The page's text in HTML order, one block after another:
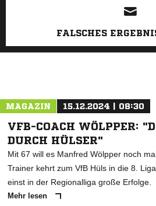
FALSCHES
MAGAZIN 15.12.2024 | 08:30
VFB-COACH WÖLPPER:
DURCH HÜLSER"
Mit 67 will es Manfred Wölpper noch
Trainer kehrt zum VfB Hüls in die 8.
einst in der Regionalliga große Erfolge.
Mehr lesen